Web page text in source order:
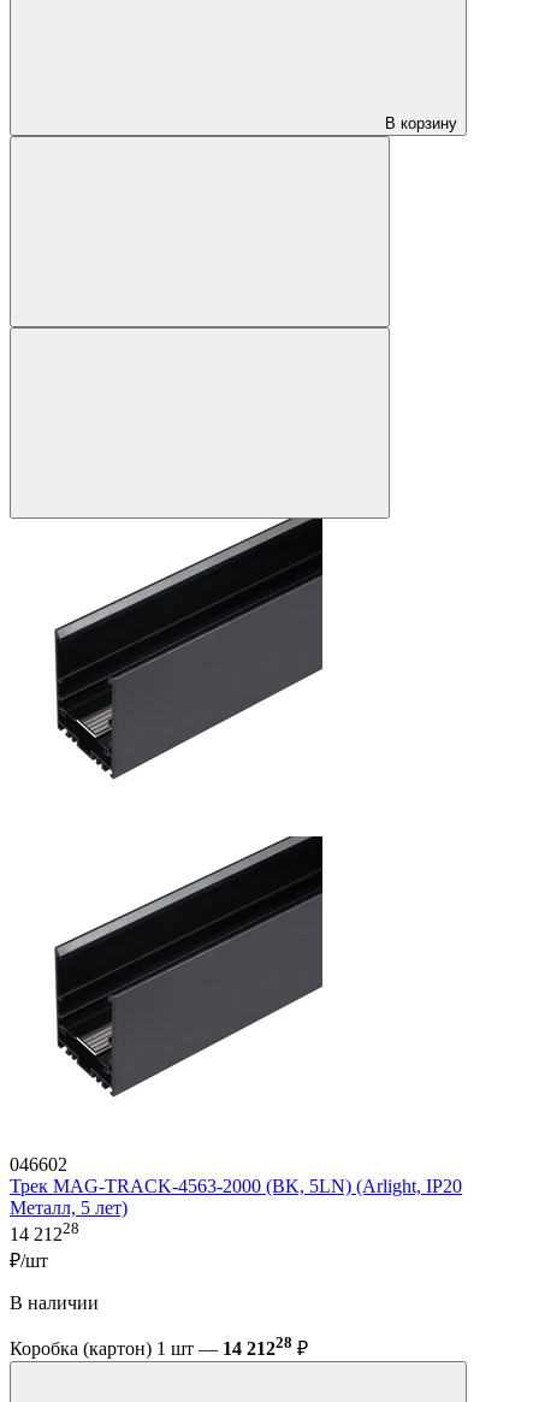
В корзину
046602
Трек MAG-TRACK-4563-2000 (BK, 5LN) (Arlight, IP20
Металл, 5 лет)
14 21228
₽/шт
В наличии
Коробка (картон) 1 шт — 14 21228 ₽